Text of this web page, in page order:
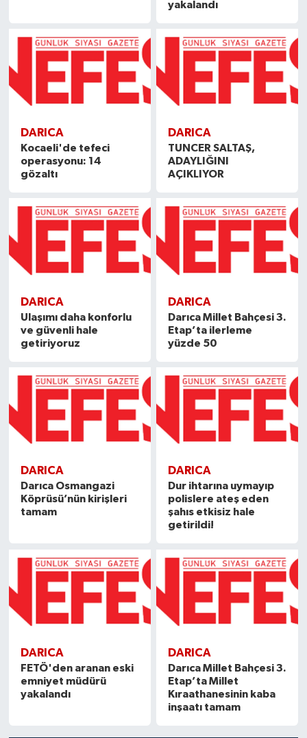
yakalandı
DARICA
Kocaeli'de tefeci
operasyonu: 14
gözaltı
DARICA
TUNCER SALTAŞ,
ADAYLIĞINI
AÇIKLIYOR
DARICA
Ulaşımı daha konforlu
ve güvenli hale
getiriyoruz
DARICA
Darıca Millet Bahçesi 3.
Etap’ta ilerleme
yüzde 50
DARICA
Darıca Osmangazi
Köprüsü’nün kirişleri
tamam
DARICA
Dur ihtarına uymayıp
polislere ateş eden
şahıs etkisiz hale
getirildi!
DARICA
FETÖ'den aranan eski
emniyet müdürü
yakalandı
DARICA
Darıca Millet Bahçesi 3.
Etap’ta Millet
Kıraathanesinin kaba
inşaatı tamam